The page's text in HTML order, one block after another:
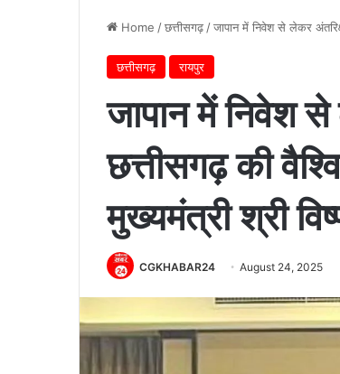
Home /छत्तीसगढ़ /जापान में निवेश से लेकर
छत्तीसगढ़ रायपुर
जापान में निवेश से
छत्तीसगढ़ की
मुख्यमंत्री श्री
CGKHABAR24 August 24, 2025